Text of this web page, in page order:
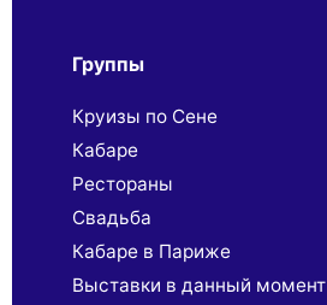
Группы
Круизы по Сене
Кабаре
Рестораны
Свадьба
Кабаре в Париже
Выставки в данный момент